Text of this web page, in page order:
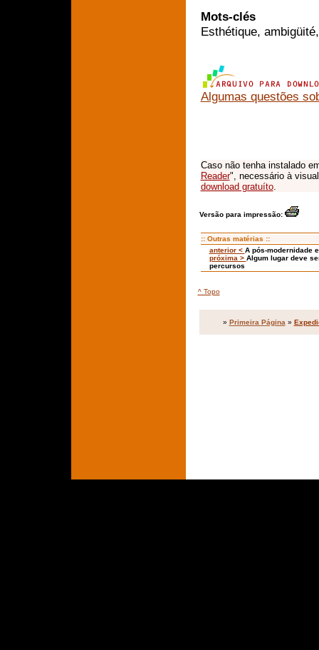
Mots-clés
Esthétique,
Algumas questões
Caso não tenha instalado
Reader", necessário à
download gratuíto.
Versão para impressão:
:: Outras matérias ::
anterior < A pós-modernidade
próxima > Algum lugar deve
percursos
^ Topo
» Primeira Página »